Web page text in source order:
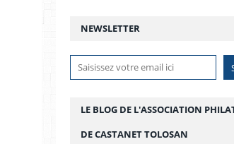
NEWSLETTER
LE BLOG DE L'ASSOCIATION
DE CASTANET TOLOSAN